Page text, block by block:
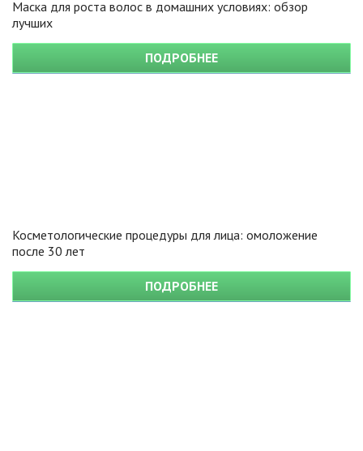
Маска для роста волос в домашних условиях: обзор
лучших
ПОДРОБНЕЕ
Косметологические процедуры для лица: омоложение
после 30 лет
ПОДРОБНЕЕ